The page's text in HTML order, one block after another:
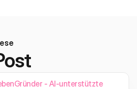
- AI-unterstützte